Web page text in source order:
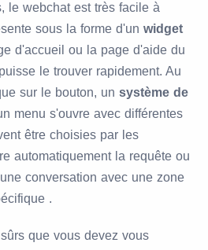
le webchat est très facile à
sous la forme d'un widget
d'accueil ou la page d'aide du
le trouver rapidement. Au
sur le bouton, un système de
menu s'ouvre avec différentes
être choisies par les
automatiquement la requête ou
conversation avec une zone
.
que vous devez vous